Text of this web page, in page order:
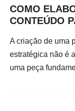
COMO
CONTEÚDO
A criação de uma
estratégica não é
uma peça